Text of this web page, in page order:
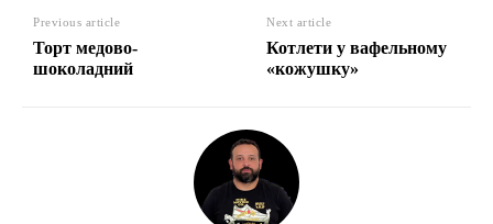
Previous article
Торт медово-
шоколадний
Next article
Котлети у вафельному
«кожушку»